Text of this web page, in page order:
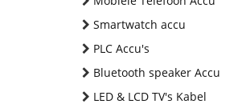
Smartwatch accu
PLC Accu's
Bluetooth speaker Accu
LED & LCD TV's Kabel